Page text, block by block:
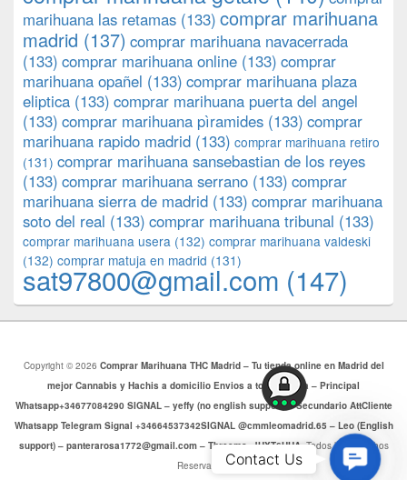
marihuana las retamas (133) comprar marihuana
madrid (137) comprar marihuana navacerrada
(133) comprar marihuana online (133) comprar
marihuana opañel (133) comprar marihuana plaza
eliptica (133) comprar marihuana puerta del angel
(133) comprar marihuana pìramides (133) comprar
marihuana rapido madrid (133) comprar marihuana retiro
(131) comprar marihuana sansebastian de los reyes
(133) comprar marihuana serrano (133) comprar
marihuana sierra de madrid (133) comprar marihuana
soto del real (133) comprar marihuana tribunal (133)
comprar marihuana usera (132) comprar marihuana valdeski
(132) comprar matuja en madrid (131)
sat97800@gmail.com (147)
Copyright © 2026 Comprar Marihuana THC Madrid – Tu tienda online en Madrid del
mejor Cannabis y Hachis a domicilio Envios a toda Europa – Principal
Whatsapp+34677084290 SIGNAL – yeffy (no english support) – Secundario AttCliente
Whatsapp Telegram Signal +34664537342SIGNAL @cmmleomadrid.65 – Leo (English
support) – panterarosa1772@gmail.com – Threema: JHXT6HHA. Todos los Derechos
Reservados.Contact Us